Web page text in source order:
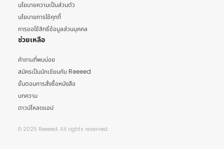
นโยบายความเป็นส่วนตัว
นโยบายการใช้คุกกี้
การขอใช้สิทธิ์ข้อมูลส่วนบุคคล
ช่วยเหลือ
คำถามที่พบบ่อย
สมัครเป็นนักเขียนกับ Reeeed
ขั้นตอนการสั่งซื้อหนังสือ
บทความ
ดาวน์โหลดแอป
© 2025 Reeeed. All rights reserved.